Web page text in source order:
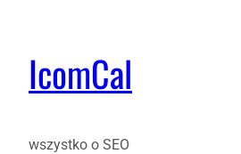
IcomCal
wszystko o SEO